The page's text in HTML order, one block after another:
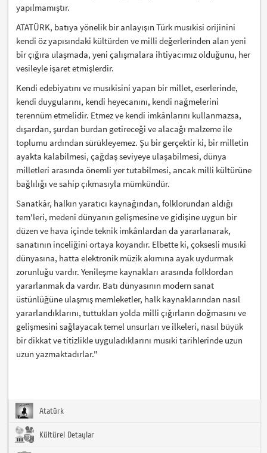
yapılmamıştır.
ATATÜRK, batıya yönelik bir anlayışın Türk musıkisi orijinini
kendi öz yapısındaki kültürden ve milli değerlerinden alan yeni
bir çığıra ulaşmada, yeni çalışmalara ihtiyacımız olduğunu, her
vesileyle işaret etmişlerdir.
Kendi edebiyatını ve musıkisini yapan bir millet, eserlerinde,
kendi duygularını, kendi heyecanını, kendi nağmelerini
terennüm etmelidir. Etmez ve kendi imkânlarını kullanmazsa,
dışardan, şurdan burdan getireceği ve alacağı malzeme ile
toplumu ardından sürükleyemez. Şu bir gerçektir ki, bir milletin
ayakta kalabilmesi, çağdaş seviyeye ulaşabilmesi, dünya
milletleri arasında önemli yer tutabilmesi, ancak milli kültürüne
bağlılığı ve sahip çıkmasıyla mümkündür.
Sanatkâr, halkın yaratıcı kaynağından, folklorundan aldığı
tem'leri, medenî dünyanın gelişmesine ve gidişine uygun bir
düzen ve hava içinde teknik imkânlardan da yararlanarak,
sanatının inceliğini ortaya koyandır. Elbette ki, çoksesli musıki
dünyasına, hatta elektronik müzik akımına ayak uydurmak
zorunluğu vardır. Yenileşme kaynakları arasında folklordan
yararlanmak da vardır. Batı dünyasının modern sanat
üstünlüğüne ulaşmış memleketler, halk kaynaklarından nasıl
yararlandıklarını, tuttukları yolda milli çığırların doğmasını ve
gelişmesini sağlayacak temel unsurları ve ilkeleri, nasıl büyük
bir dikkat ve titizlikle uyguladıklarını musıki tarihlerinde uzun
uzun yazmaktadırlar."
Atatürk
Kültürel Detaylar